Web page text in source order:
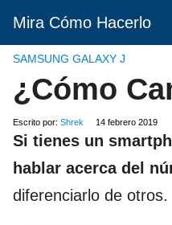
Mira Cómo Hacerlo
SAMSUNG GALAXY J
¿Cómo
Escrito por: Shrek 14 febrero 2019
Si tienes un
hablar acerca del
diferenciarlo de otros.